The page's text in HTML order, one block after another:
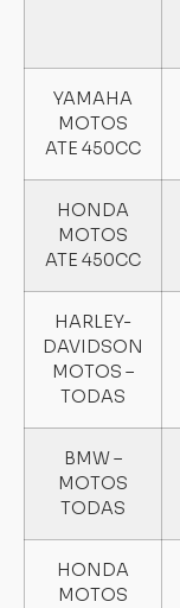
YAMAHA
MOTOS
ATE 450CC
HONDA
MOTOS
ATE 450CC
HARLEY-
DAVIDSON
MOTOS –
TODAS
BMW –
MOTOS
TODAS
HONDA
MOTOS